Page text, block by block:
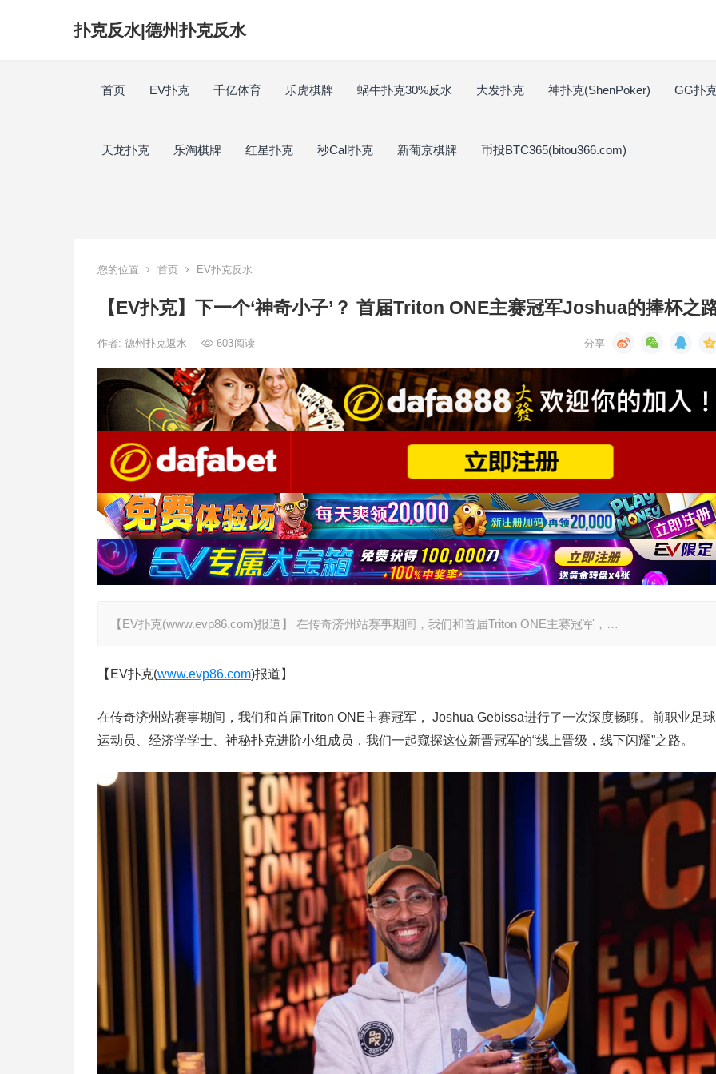
扑克反水|德州扑克反水
首页 EV扑克 千亿体育 乐虎棋牌 蜗牛扑克30%反水 大发扑克 神扑克(ShenPoker) GG扑
天龙扑克 乐淘棋牌 红星扑克 秒Call扑克 新葡京棋牌 币投BTC365(bitou366.com)
您的位置 首页 EV扑克反水
【EV扑克】下一个‘神奇小子’？ 首届Triton ONE主赛冠军Joshua的捧杯之
作者: 德州扑克返水 603阅读
【EV扑克(www.evp86.com)报道】 在传奇济州站赛事期间，我们和首届Triton ONE主赛冠军，…
【EV扑克(www.evp86.com)报道】
在传奇济州站赛事期间，我们和首届Triton ONE主赛冠军， Joshua Gebissa进行了一次深度畅聊。前职业足球
运动员、经济学学士、神秘扑克进阶小组成员，我们一起窥探这位新晋冠军的“线上晋级，线下闪耀”之路。